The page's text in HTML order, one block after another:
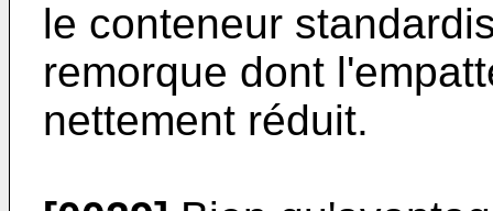
le conteneur
remorque dont
nettement réduit.